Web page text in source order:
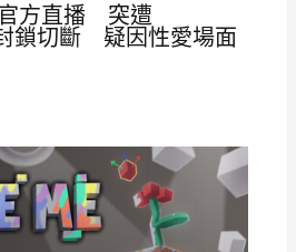
官方直播 突遭
鎖切斷 疑因性愛場面